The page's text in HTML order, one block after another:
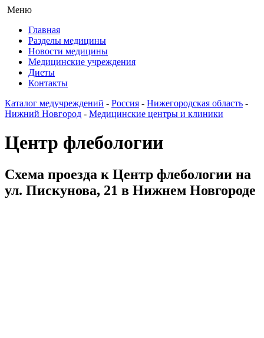
Меню
Главная
Разделы медицины
Новости медицины
Медицинские учреждения
Диеты
Контакты
Каталог медучреждений - Россия - Нижегородская область -
Нижний Новгород - Медицинские центры и клиники
Центр флебологии
Схема проезда к Центр флебологии на
ул. Пискунова, 21 в Нижнем Новгороде